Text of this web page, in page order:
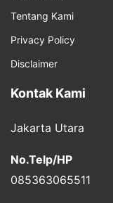
Tentang Kami
Privacy Policy
Disclaimer
Kontak Kami
Jakarta Utara
No.Telp/HP
085363065511